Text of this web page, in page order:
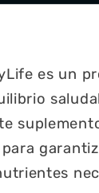
es un